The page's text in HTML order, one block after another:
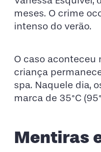
meses. O crime
intenso do verão.
O caso aconteceu
criança
spa. Naquele dia,
marca de 35°C
Mentiras